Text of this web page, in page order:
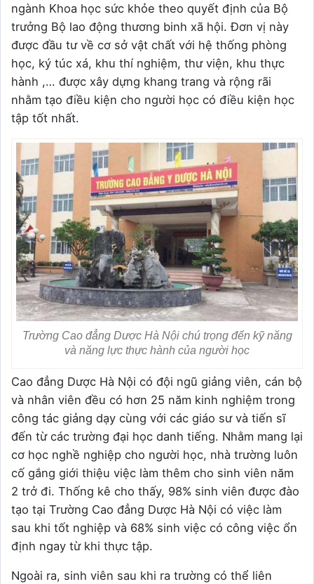
ngành Khoa học sức khỏe theo quyết định của Bộ
trưởng Bộ lao động thương binh xã hội. Đơn vị này
được đầu tư về cơ sở vật chất với hệ thống phòng
học, ký túc xá, khu thí nghiệm, thư viện, khu thực
hành ,… được xây dựng khang trang và rộng rãi
nhằm tạo điều kiện cho người học có điều kiện học
tập tốt nhất.
Trường Cao đẳng Dược Hà Nội chú trọng đến kỹ năng
và năng lực thực hành của người học
Cao đẳng Dược Hà Nội có đội ngũ giảng viên, cán bộ
và nhân viên đều có hơn 25 năm kinh nghiệm trong
công tác giảng dạy cùng với các giáo sư và tiến sĩ
đến từ các trường đại học danh tiếng. Nhằm mang lại
cơ học nghề nghiệp cho người học, nhà trường luôn
cố gắng giới thiệu việc làm thêm cho sinh viên năm
2 trở đi. Thống kê cho thấy, 98% sinh viên được đào
tạo tại Trường Cao đẳng Dược Hà Nội có việc làm
sau khi tốt nghiệp và 68% sinh việc có công việc ổn
định ngay từ khi thực tập.
Ngoài ra, sinh viên sau khi ra trường có thể liên